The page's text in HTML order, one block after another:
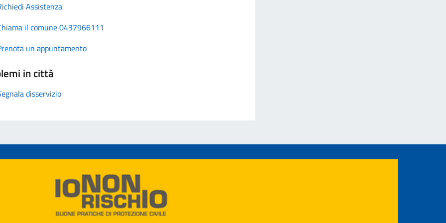
Assistenza
il comune 0437966111
un appuntamento
in città
disservizio